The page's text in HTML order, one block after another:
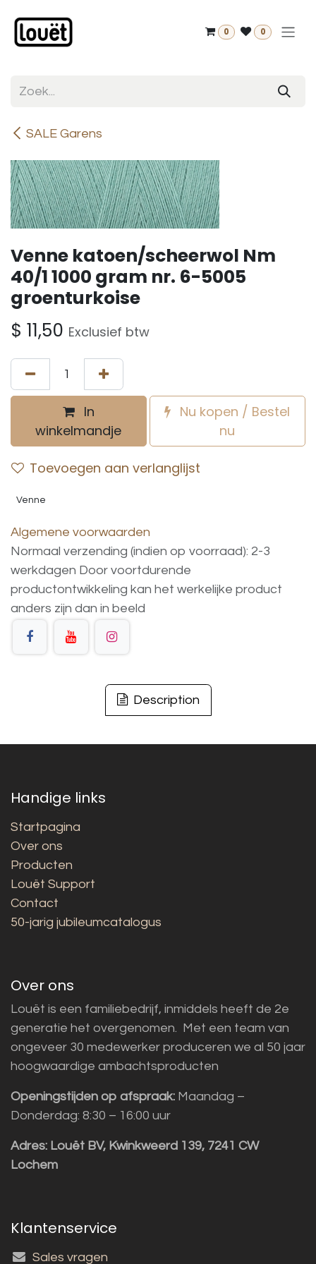
0 0
SALE Garens
Venne katoen/scheerwol Nm
40/1 1000 gram nr. 6-5005
groenturkoise
$ 11,50 Exclusief btw
In
winkelmandje
Nu kopen / Bestel
nu
Toevoegen aan verlanglijst
Venne
Algemene voorwaarden
Normaal verzending (indien op voorraad): 2-3
werkdagen Door voortdurende
productontwikkeling kan het werkelijke product
anders zijn dan in beeld
Description
Handige links
Startpagina
Over ons
Producten
Louët Support
Contact
50-jarig jubileumcatalogus
Over ons
Louët is een familiebedrijf, inmiddels heeft de 2e
generatie het overgenomen. Met een team van
ongeveer 30 medewerker produceren we al 50 jaar
hoogwaardige ambachtsproducten
Openingstijden op afspraak: Maandag –
Donderdag: 8:30 – 16:00 uur
Adres: Louët BV, Kwinkweerd 139, 7241 CW
Lochem
Klantenservice
Sales vragen